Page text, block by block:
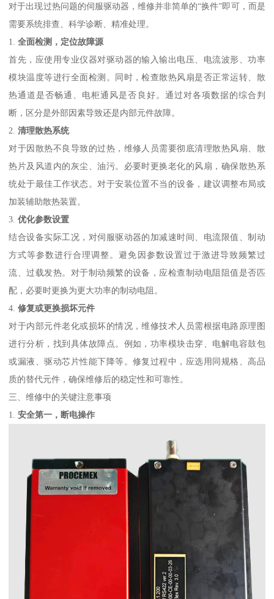
对于出现过热问题的伺服驱动器，维修并非简单的“换件”即可，而是
需要系统排查、科学诊断、精准处理。
1.全面检测，定位故障源
首先，应使用专业仪器对驱动器的输入输出电压、电流波形、功率
模块温度等进行全面检测。同时，检查散热风扇是否正常运转、散
热通道是否畅通、电柜通风是否良好。通过对各项数据的综合判
断，区分是外部因素导致还是内部元件故障。
2.清理散热系统
对于因散热不良导致的过热，维修人员需要彻底清理散热风扇、散
热片及风道内的灰尘、油污。必要时更换老化的风扇，确保散热系
统处于最佳工作状态。对于安装位置不当的设备，建议调整布局或
加装辅助散热装置。
3.优化参数设置
结合设备实际工况，对伺服驱动器的加减速时间、电流限值、制动
方式等参数进行合理调整。避免因参数设置过于激进导致频繁过
流、过载发热。对于制动频繁的设备，应检查制动电阻阻值是否匹
配，必要时更换为更大功率的制动电阻。
4.修复或更换损坏元件
对于内部元件老化或损坏的情况，维修技术人员需根据电路原理图
进行分析，找到具体故障点。例如，功率模块击穿、电解电容鼓包
或漏液、驱动芯片性能下降等。修复过程中，应选用同规格、高品
质的替代元件，确保维修后的稳定性和可靠性。
三、维修中的关键注意事项
1.安全第一，断电操作